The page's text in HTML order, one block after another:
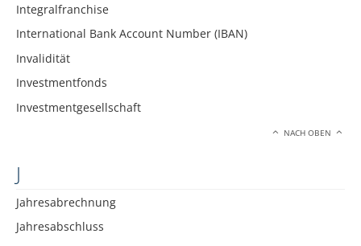
Integralfranchise
International Bank Account Number (IBAN)
Invalidität
Investmentfonds
Investmentgesellschaft
NACH OBEN
J
Jahresabrechnung
Jahresabschluss